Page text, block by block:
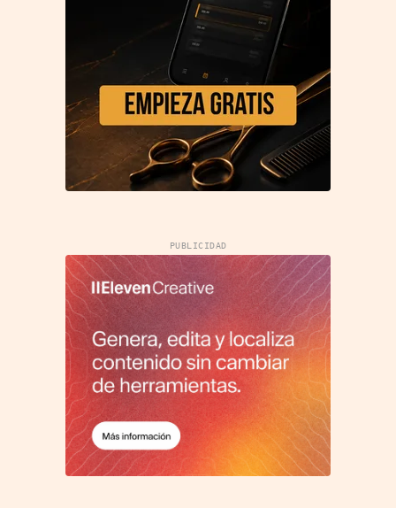
PUBLICIDAD